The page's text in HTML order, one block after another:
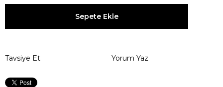
Tavsiye Et Yorum Yaz